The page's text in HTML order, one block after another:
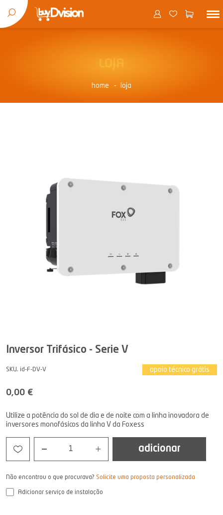
home loja
Inversor Trifásico - Serie V
SKU. id-F-DV-V apoio técnico grátis
0,00 €
Utilize a potência do sol de dia e de noite com a linha inovadora de
inversores monofásicos da linha V da Foxess
1 adicionar
Não encontrou o que procurava? Solicite uma proposta personalizada
Adicionar serviço de instalação